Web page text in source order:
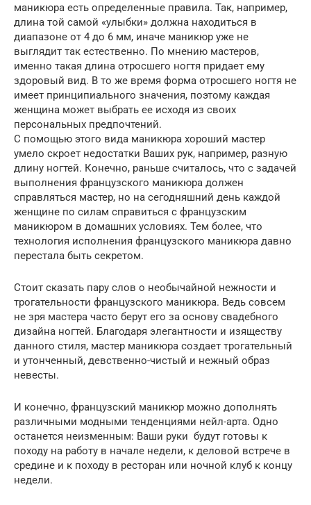
маникюра есть определенные правила. Так, например,
длина той самой «улыбки» должна находиться в
диапазоне от 4 до 6 мм, иначе маникюр уже не
выглядит так естественно. По мнению мастеров,
именно такая длина отросшего ногтя придает ему
здоровый вид. В то же время форма отросшего ногтя не
имеет принципиального значения, поэтому каждая
женщина может выбрать ее исходя из своих
персональных предпочтений.
С помощью этого вида маникюра хороший мастер
умело скроет недостатки Ваших рук, например, разную
длину ногтей. Конечно, раньше считалось, что с задачей
выполнения французского маникюра должен
справляться мастер, но на сегодняшний день каждой
женщине по силам справиться с французским
маникюром в домашних условиях. Тем более, что
технология исполнения французского маникюра давно
перестала быть секретом.
Стоит сказать пару слов о необычайной нежности и
трогательности французского маникюра. Ведь совсем
не зря мастера часто берут его за основу свадебного
дизайна ногтей. Благодаря элегантности и изяществу
данного стиля, мастер маникюра создает трогательный
и утонченный, девственно-чистый и нежный образ
невесты.
И конечно, французский маникюр можно дополнять
различными модными тенденциями нейл-арта. Одно
останется неизменным: Ваши руки будут готовы к
походу на работу в начале недели, к деловой встрече в
средине и к походу в ресторан или ночной клуб к концу
недели.